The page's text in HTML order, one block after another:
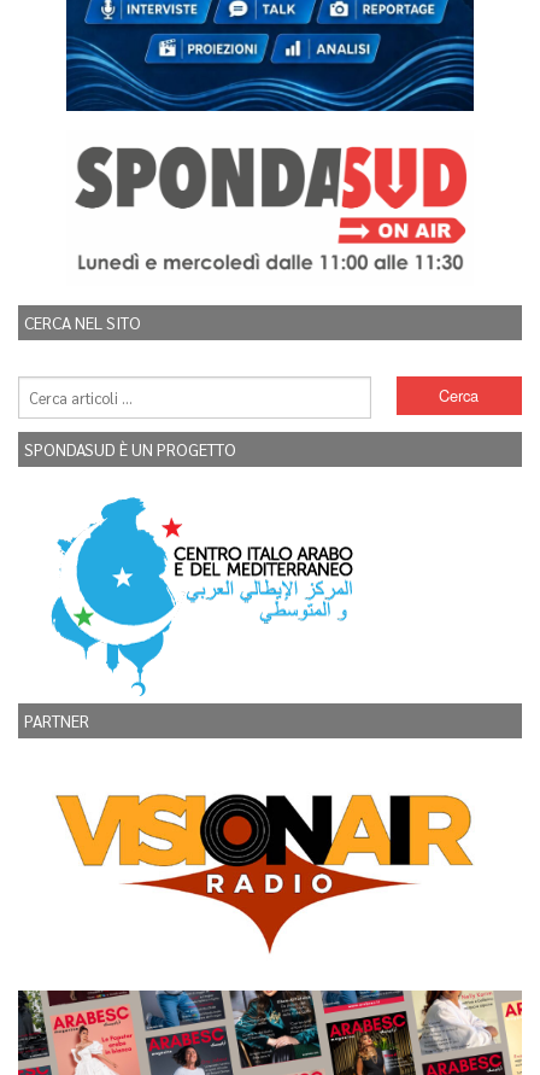
CERCA NEL SITO
SPONDASUD È UN PROGETTO
PARTNER